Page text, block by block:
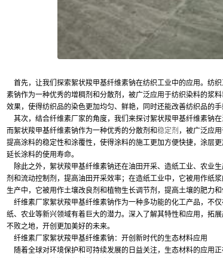
首先，让我们探索絮状羧甲基纤维素钠在纺织工业中的应用。纺
素钠作为一种优秀的增稠剂和分散剂，被广泛应用于纺织染料的浆料
效果，使得纺织品的染色更加均匀、鲜艳，同时还能改善纺织品的
其次，结合纤维素厂家的角度，我们来探讨絮状羧甲基纤维素钠在
而絮状羧甲基纤维素钠作为一种优秀的分散剂和稳定剂 ，被广泛应
提高涂料的稳定性和涂覆性，使得涂料的施工更加方便快捷，涂层
延长涂料的使用寿命。
除此之外，絮状羧甲基纤维素钠还在油田开采、造纸工业、农业
剂和流动控制剂，提高油田开采效率；在造纸工业中，它被用作纸
生产中，它被用作土壤改良剂和植物生长调节剂，提高土壤的肥力和
纤维素厂家絮状羧甲基纤维素钠作为一种多功能的化工产品，不
纸、农业等新兴领域有着巨大的潜力。深入了解其特性和应用，拓
不败之地，开创更加美好的未来。
纤维素厂家絮状羧甲基纤维素钠：开创新时代的生态材料应用
随着全球对环境保护和可持续发展的日益关注，生态材料的应用